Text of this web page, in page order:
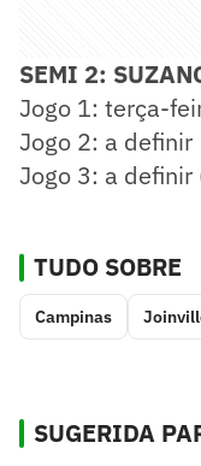
SEMI 2:
Jogo 1: terça-
Jogo 2: a definir
Jogo 3: a definir
TUDO SOBRE
Campinas
SUGERIDA